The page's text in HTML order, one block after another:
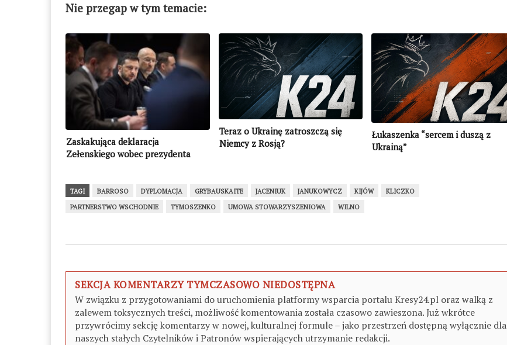
Nie przegap w tym temacie:
Zaskakująca deklaracja
Zełenskiego wobec prezydenta
Teraz o Ukrainę zatroszczą się
Niemcy z Rosją?
Łukaszenka “sercem i duszą z
Ukrainą”
TAGI BARROSO DYPLOMACJA GRYBAUSKAITE JACENIUK JANUKOWYCZ KIJÓW
KLICZKO
PARTNERSTWO WSCHODNIE
TYMOSZENKO UMOWA STOWARZYSZENIOWA WILNO
SEKCJA KOMENTARZY TYMCZASOWO NIEDOSTĘPNA
W związku z przygotowaniami do uruchomienia platformy wsparcia portalu Kresy24.pl oraz walką z
zalewem toksycznych treści, możliwość komentowania została czasowo zawieszona. Już wkrótce
przywrócimy sekcję komentarzy w nowej, kulturalnej formule – jako przestrzeń dostępną wyłącznie dla
naszych stałych Czytelników i Patronów wspierających utrzymanie redakcji.